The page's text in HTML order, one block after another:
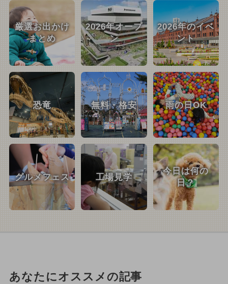
厳選お出かけ
まとめ
2026年オープ
ン
2026年のイベ
ント
恐竜 無料・格安 雨の日OK
グルメフェス 工場見学
今日は何の
日？
あなたにオススメの記事